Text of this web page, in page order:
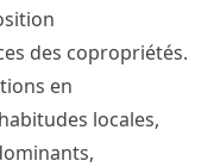
des copropriétés.
en
locales,